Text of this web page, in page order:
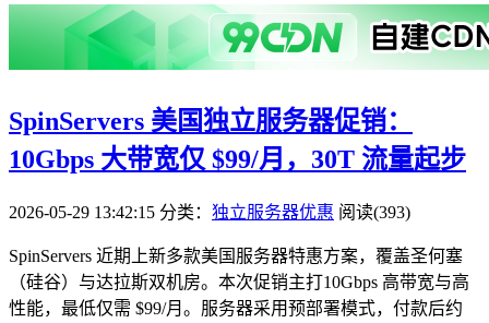
SpinServers 美国独立服务器促销：
10Gbps 大带宽仅 $99/月，30T 流量起步
2026-05-29 13:42:15 分类： 独立服务器优惠 阅读(393)
SpinServers 近期上新多款美国服务器特惠方案，覆盖圣何塞
（硅谷）与达拉斯双机房。本次促销主打10Gbps 高带宽与高
性能，最低仅需 $99/月。服务器采用预部署模式，付款后约